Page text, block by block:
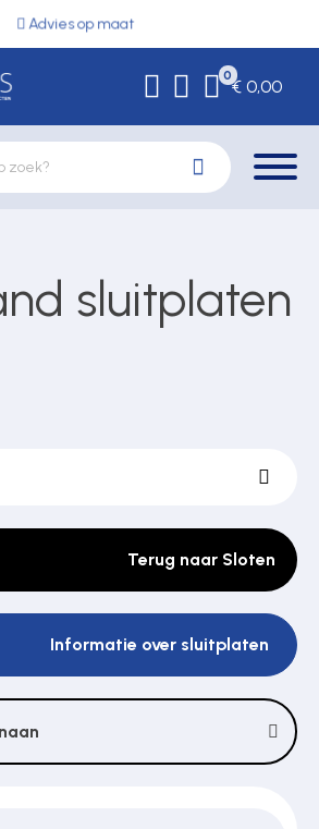
Advies op maat
0
€ 0,00
sluitplaten
Terug naar Sloten
Informatie over sluitplaten